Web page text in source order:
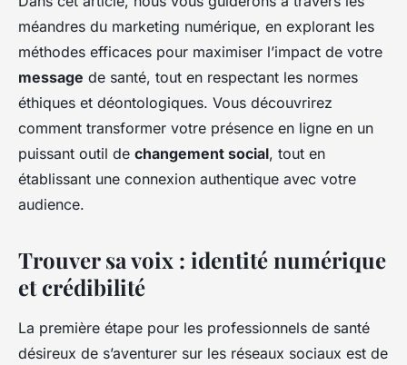
méandres du marketing numérique, en explorant les
méthodes efficaces pour maximiser l’impact de votre
message de santé, tout en respectant les normes
éthiques et déontologiques. Vous découvrirez
comment transformer votre présence en ligne en un
puissant outil de changement social, tout en
établissant une connexion authentique avec votre
audience.
Trouver sa voix : identité numérique
et crédibilité
La première étape pour les professionnels de santé
désireux de s’aventurer sur les réseaux sociaux est de